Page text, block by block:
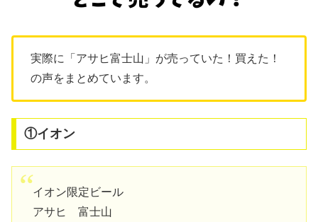
実際に「アサヒ富士山」が売っていた！買えた！
の声をまとめています。
①イオン
イオン限定ビール
アサヒ 富士山